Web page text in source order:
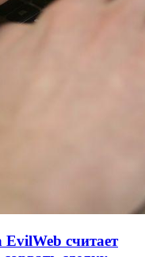
EvilWeb считает